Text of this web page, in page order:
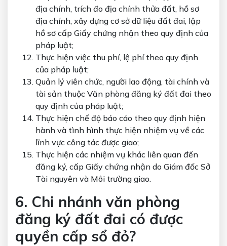
địa chính, trích đo địa chính thửa đất, hồ sơ
địa chính, xây dựng cơ sở dữ liệu đất đai, lập
hồ sơ cấp Giấy chứng nhận theo quy định của
pháp luật;
Thực hiện việc thu phí, lệ phí theo quy định
của pháp luật;
Quản lý viên chức, người lao động, tài chính và
tài sản thuộc Văn phòng đăng ký đất đai theo
quy định của pháp luật;
Thực hiện chế độ báo cáo theo quy định hiện
hành và tình hình thực hiện nhiệm vụ về các
lĩnh vực công tác được giao;
Thực hiện các nhiệm vụ khác liên quan đến
đăng ký, cấp Giấy chứng nhận do Giám đốc Sở
Tài nguyên và Môi trường giao.
6. Chi nhánh văn phòng
đăng ký đất đai có được
quyền cấp sổ đỏ?